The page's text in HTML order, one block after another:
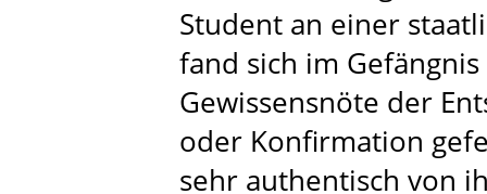
Student an einer
fand sich im
Gewissensnöte der
oder Konfirmation
sehr authentisch von